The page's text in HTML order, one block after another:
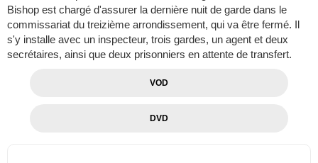
Bishop est chargé d'assurer la dernière nuit de garde dans le
commissariat du treizième arrondissement, qui va être fermé. Il
s'y installe avec un inspecteur, trois gardes, un agent et deux
secrétaires, ainsi que deux prisonniers en attente de transfert.
VOD
DVD